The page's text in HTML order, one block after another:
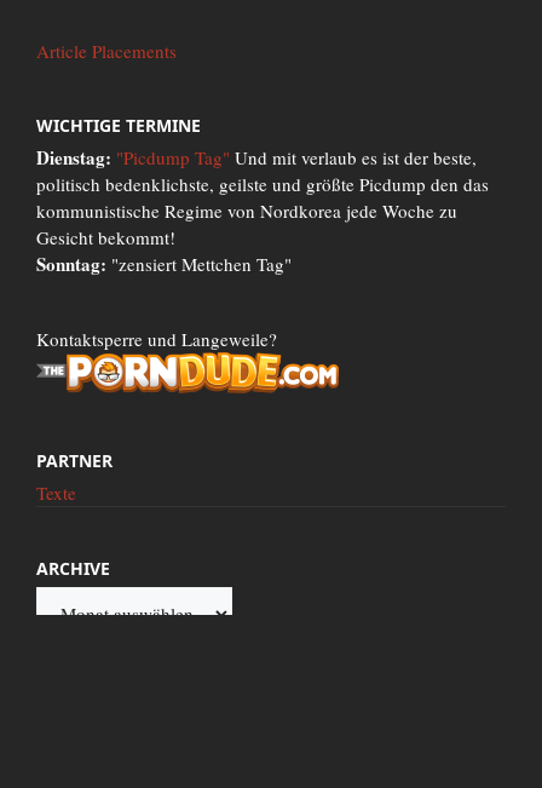
Article Placements
WICHTIGE TERMINE
Dienstag: "Picdump Tag" Und mit verlaub es ist der beste,
politisch bedenklichste, geilste und größte Picdump den das
kommunistische Regime von Nordkorea jede Woche zu
Gesicht bekommt!
Sonntag: "zensiert Mettchen Tag"
Kontaktsperre und Langeweile?
PARTNER
Texte
ARCHIVE